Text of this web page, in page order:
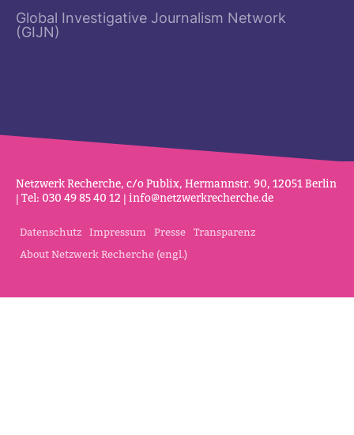
Global Investigative Journalism Network
(GIJN)
Netz­werk Recherche, c/o Publix, Her­mannstr. 90, 12051 Berlin
| Tel: 030 49 85 40 12 | info@netz­werk­re­cherche.de
Datenschutz Impressum Presse Transparenz
About Netzwerk Recherche (engl.)